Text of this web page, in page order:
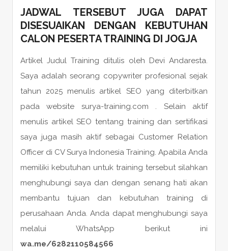
JADWAL TERSEBUT JUGA DAPAT
DISESUAIKAN DENGAN KEBUTUHAN
CALON PESERTATRAINING DI JOGJA
Artikel Judul Training ditulis oleh Devi Andaresta.
Saya adalah seorang copywriter profesional sejak
tahun 2025 menulis artikel SEO yang diterbitkan
pada website surya-training.com . Selain aktif
menulis artikel SEO tentang training dan sertifikasi
saya juga masih aktif sebagai Customer Relation
Officer di CV Surya Indonesia Training. Apabila Anda
memiliki kebutuhan untuk training tersebut silahkan
menghubungi saya dan dengan senang hati akan
membantu tujuan dan kebutuhan training di
perusahaan Anda. Anda dapat menghubungi saya
melalui WhatsApp berikut ini
wa.me/6282110584566